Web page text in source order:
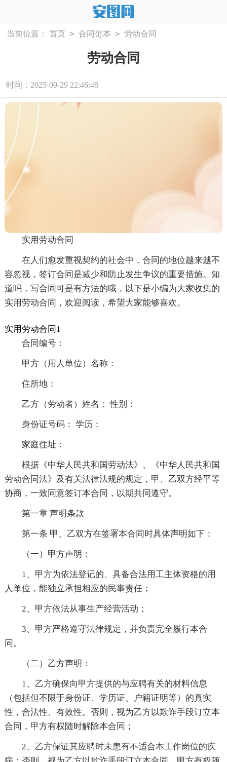
当前位置： 首页 > 合同范本 > 劳动合同
劳动合同
时间：2025-09-29 22:46:48
实用劳动合同
在人们愈发重视契约的社会中，合同的地位越来越不
容忽视，签订合同是减少和防止发生争议的重要措施。知
道吗，写合同可是有方法的哦，以下是小编为大家收集的
实用劳动合同，欢迎阅读，希望大家能够喜欢。
实用劳动合同1
合同编号：
甲方（用人单位）名称：
住所地：
乙方（劳动者）姓名： 性别：
身份证号码： 学历：
家庭住址：
根据《中华人民共和国劳动法》、《中华人民共和国
劳动合同法》及有关法律法规的规定，甲、乙双方经平等
协商，一致同意签订本合同，以期共同遵守。
第一章 声明条款
第一条 甲、乙双方在签署本合同时具体声明如下：
（一）甲方声明：
1、甲方为依法登记的、具备合法用工主体资格的用
人单位，能独立承担相应的民事责任；
2、甲方依法从事生产经营活动；
3、甲方严格遵守法律规定，并负责完全履行本合
同。
（二）乙方声明：
1、乙方确保向甲方提供的与应聘有关的材料信息
（包括但不限于身份证、学历证、户籍证明等）的真实
性，合法性、有效性。否则，视为乙方以欺诈手段订立本
合同，甲方有权随时解除本合同；
2、乙方保证其应聘时未患有不适合本工作岗位的疾